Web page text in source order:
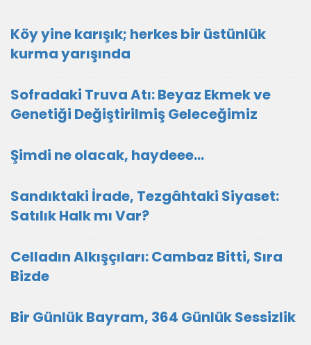
Köy yine karışık; herkes bir üstünlük
kurma yarışında
Sofradaki Truva Atı: Beyaz Ekmek ve
Genetiği Değiştirilmiş Geleceğimiz
Şimdi ne olacak, haydeee…
Sandıktaki İrade, Tezgâhtaki Siyaset:
Satılık Halk mı Var?
Celladın Alkışçıları: Cambaz Bitti, Sıra
Bizde
Bir Günlük Bayram, 364 Günlük Sessizlik